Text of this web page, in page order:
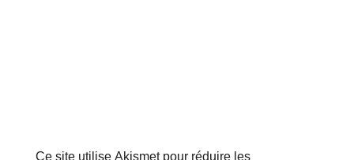
Ce site utilise Akismet pour réduire les